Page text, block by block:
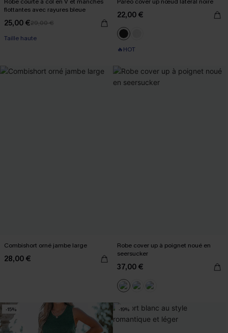
flottantes avec rayures bleue
25,00 €29,00 €
Taille haute
22,00 €
🔥HOT
Combishort orné jambe large
28,00 €
Robe cover up à poignet noué en
seersucker
37,00 €
-15% -19%